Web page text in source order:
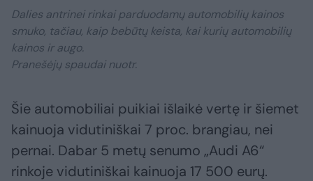
Dalies antrinei rinkai parduodamų automobilių kainos
smuko, tačiau, kaip bebūtų keista, kai kurių automobilių
kainos ir augo.
Pranešėjų spaudai nuotr.
Šie automobiliai puikiai išlaikė vertę ir šiemet
kainuoja vidutiniškai 7 proc. brangiau, nei
pernai. Dabar 5 metų senumo „Audi A6“
rinkoje vidutiniškai kainuoja 17 500 eurų.